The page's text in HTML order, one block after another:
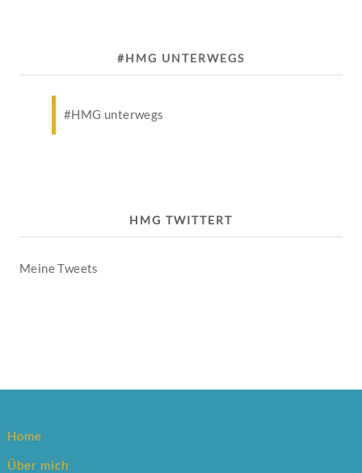
#HMG UNTERWEGS
#HMG unterwegs
HMG TWITTERT
Meine Tweets
Home
Über mich